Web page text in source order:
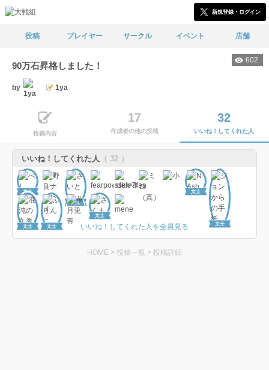
新規登録・ログイン
投稿 プレイヤー サークル イベント 店舗
602
90万石昇格しました！
by 1ya
投稿内容
17
作成者の他の投稿
32
いいね！してくれた人
いいね！してくれた人 （ 32 ）
文士
文士
文士
文士
文士 文士
文士
いいね！してくれた人を全員見る
HOME > 投稿一覧 > 投稿詳細